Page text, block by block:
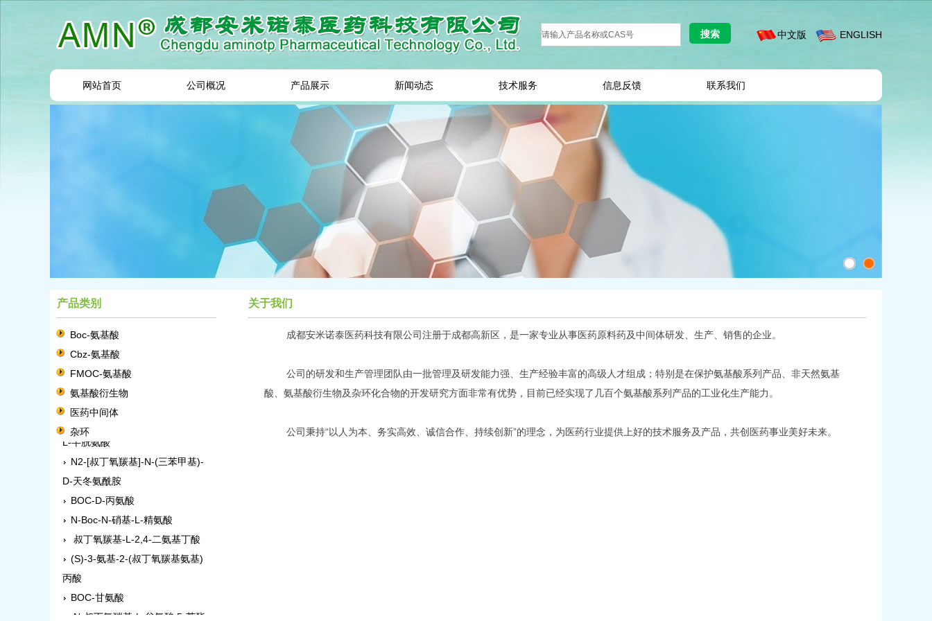
中文版 ENGLISH
网站首页 公司概况 产品展示 新闻动态 技术服务 信息反馈 联系我们
产品类别
Boc-氨基酸
Cbz-氨基酸
FMOC-氨基酸
氨基酸衍生物
医药中间体
杂环
N-叔丁氧羰基-L-谷氨酸 1-苄酯
BOC-L-脯氨酸
N-BOC-O-苄基-L-丝氨酸
S-乙酰胺基甲基-N-叔丁氧羰基-
L-半胱氨酸
N2-[叔丁氧羰基]-N-(三苯甲基)-
D-天冬氨酰胺
BOC-D-丙氨酸
N-Boc-N-硝基-L-精氨酸
叔丁氧羰基-L-2,4-二氨基丁酸
(S)-3-氨基-2-(叔丁氧羰基氨基)
丙酸
BOC-甘氨酸
N-叔丁氧羰基-L-谷氨酸 5-苄酯
关于我们
成都安米诺泰医药科技有限公司注册于成都高新区，是一家专业从事医药原料药及中间体研发、生产、销售的企业。
公司的研发和生产管理团队由一批管理及研发能力强、生产经验丰富的高级人才组成；特别是在保护氨基酸系列产品、非天然氨基
酸、氨基酸衍生物及杂环化合物的开发研究方面非常有优势，目前已经实现了几百个氨基酸系列产品的工业化生产能力。
公司秉持“以人为本、务实高效、诚信合作、持续创新”的理念，为医药行业提供上好的技术服务及产品，共创医药事业美好未来。